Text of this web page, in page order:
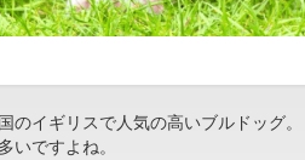
のイギリスで人気の高いブルドッグ。
いですよね。